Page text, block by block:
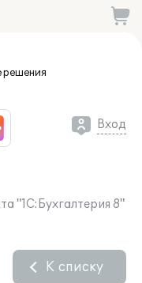
решения
Вход
"1С:Бухгалтерия 8"
К списку